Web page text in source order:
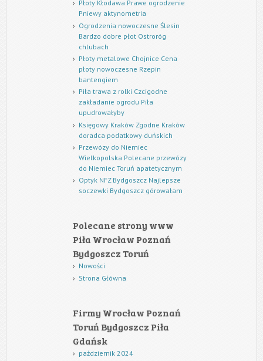
Płoty Kłodawa Prawe ogrodzenie
Pniewy aktynometria
Ogrodzenia nowoczesne Ślesin
Bardzo dobre płot Ostroróg
chlubach
Płoty metalowe Chojnice Cena
płoty nowoczesne Rzepin
bantengiem
Piła trawa z rolki Czcigodne
zakładanie ogrodu Piła
upudrowałyby
Księgowy Kraków Zgodne Kraków
doradca podatkowy duńskich
Przewózy do Niemiec
Wielkopolska Polecane przewózy
do Niemiec Toruń apatetycznym
Optyk NFZ Bydgoszcz Najlepsze
soczewki Bydgoszcz górowałam
Polecane strony www
Piła Wrocław Poznań
Bydgoszcz Toruń
Nowości
Strona Główna
Firmy Wrocław Poznań
Toruń Bydgoszcz Piła
Gdańsk
październik 2024